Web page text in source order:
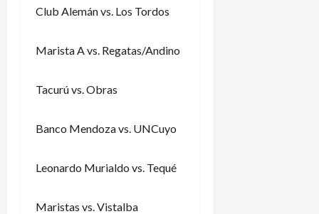
Club Alemán vs. Los Tordos
Marista A vs. Regatas/Andino
Tacurú vs. Obras
Banco Mendoza vs. UNCuyo
Leonardo Murialdo vs. Tequé
Maristas vs. Vistalba